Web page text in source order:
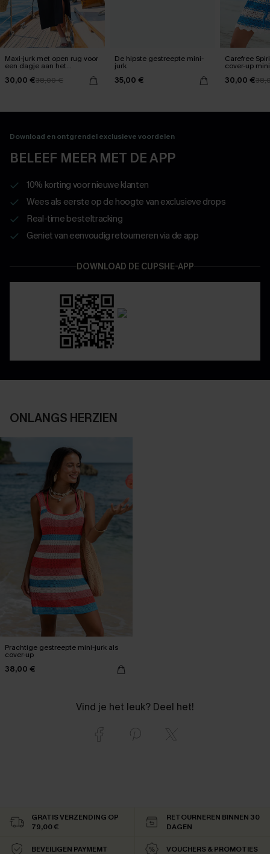
Maxi-jurk met open rug voor
een dagje aan het
30,00 €38,00 €
De hipste gestreepte mini-
jurk
35,00 €
Carefree
cover-up
30,00 €
Download en ontgrendel exclusieve voordelen
BELEEF MEER MET DE APP
10% korting voor nieuwe klanten
Wees als eerste op de hoogte van exclusieve drops
Real-time besteltracking
Geniet van eenvoudig retourneren via de app
DOWNLOAD DE CUPSHE-APP
ONLANGS HERZIEN
Prachtige gestreepte mini-jurk als
cover-up
38,00 €
Vind je het leuk? Deel het!
GRATIS VERZENDING OP
79,00 €
RETOURNEREN BINNEN 30
DAGEN
BEVEILIGEN PAYMEMT VOUCHERS & PROMOTIES